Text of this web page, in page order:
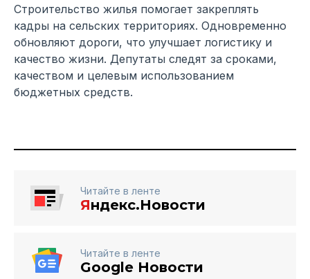
Строительство жилья помогает закреплять
кадры на сельских территориях. Одновременно
обновляют дороги, что улучшает логистику и
качество жизни. Депутаты следят за сроками,
качеством и целевым использованием
бюджетных средств.
Читайте в ленте
Яндекс.Новости
Читайте в ленте
Google Новости